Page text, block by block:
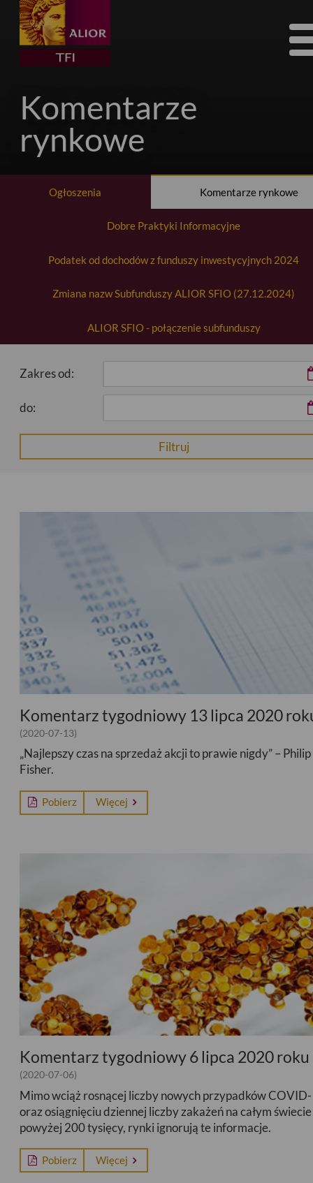
Komentarze
rynkowe
Ogłoszenia Komentarze rynkowe
Dobre Praktyki Informacyjne
Podatek od dochodów z funduszy inwestycyjnych 2024
Zmiana nazw Subfunduszy ALIOR SFIO (27.12.2024)
ALIOR SFIO - połączenie subfunduszy
Zakres od:
do:
Komentarz tygodniowy 13 lipca 2020
(2020-07-13)
„Najlepszy czas na sprzedaż akcji to prawie nigdy” – Philip
Fisher.
Pobierz Więcej
Komentarz tygodniowy 6 lipca 2020 roku
(2020-07-06)
Mimo wciąż rosnącej liczby nowych przypadków
oraz osiągnięciu dziennej liczby zakażeń na całym świecie
powyżej 200 tysięcy, rynki ignorują te informacje.
Pobierz Więcej